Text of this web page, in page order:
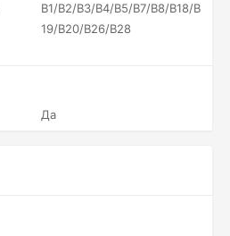
B1/B2/B3/B4/B5/B7/B8/B18/B
19/B20/B26/B28
Да